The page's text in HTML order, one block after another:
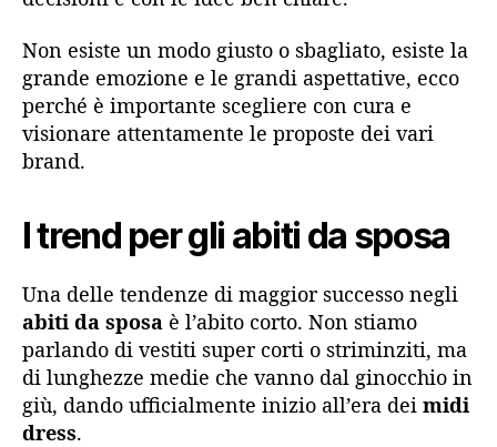
Non esiste un modo giusto o sbagliato, esiste la
grande emozione e le grandi aspettative, ecco
perché è importante scegliere con cura e
visionare attentamente le proposte dei vari
brand.
I trend per gli abiti da sposa
Una delle tendenze di maggior successo negli
abiti da sposa è l’abito corto. Non stiamo
parlando di vestiti super corti o striminziti, ma
di lunghezze medie che vanno dal ginocchio in
giù, dando ufficialmente inizio all’era dei midi
dress.